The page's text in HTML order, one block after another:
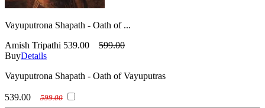
Vayuputrona Shapath - Oath of ...
Amish Tripathi 539.00
599.00
BuyDetails
Vayuputrona Shapath - Oath of Vayuputras
539.00 599.00